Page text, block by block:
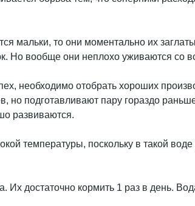
то они моментально их
Но вообще они неплохо уживаются со
необходимо отобрать хороших
подготавливают пару гораздо
развиваются.
температуры, поскольку в такой
достаточно кормить 1 раз в день.